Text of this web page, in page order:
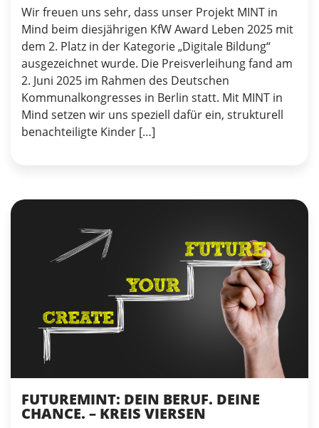
Wir freuen uns sehr, dass unser Projekt MINT in
Mind beim diesjährigen KfW Award Leben 2025 mit
dem 2. Platz in der Kategorie „Digitale Bildung“
ausgezeichnet wurde. Die Preisverleihung fand am
2. Juni 2025 im Rahmen des Deutschen
Kommunalkongresses in Berlin statt. Mit MINT in
Mind setzen wir uns speziell dafür ein, strukturell
benachteiligte Kinder […]
FUTUREMINT: DEIN BERUF. DEINE
CHANCE. – KREIS VIERSEN